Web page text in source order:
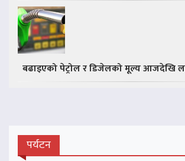
बढाइएको पेट्रोल र डिजेलको मूल्य आजदेखि
पर्यटन